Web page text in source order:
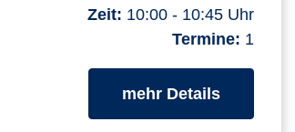
Zeit: 10:00 - 10:45 Uhr
Termine: 1
mehr Detailszum